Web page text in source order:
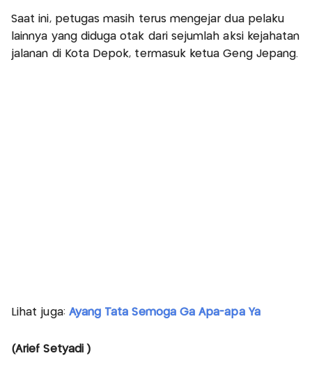
Saat ini, petugas masih terus mengejar dua pelaku
lainnya yang diduga otak dari sejumlah aksi kejahatan
jalanan di Kota Depok, termasuk ketua Geng Jepang.
Lihat juga: Ayang Tata Semoga Ga Apa-apa Ya
(Arief Setyadi )